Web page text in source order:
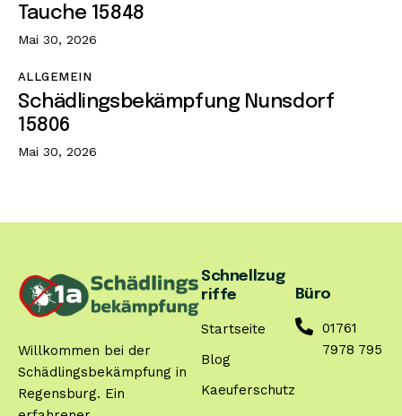
Tauche 15848
Mai 30, 2026
ALLGEMEIN
Schädlingsbekämpfung Nunsdorf
15806
Mai 30, 2026
Willkommen bei der
Schädlingsbekämpfung in
Regensburg. Ein
Schnellzug
riffe
Startseite
Blog
Kaeuferschutz
Büro
01761
7978 795